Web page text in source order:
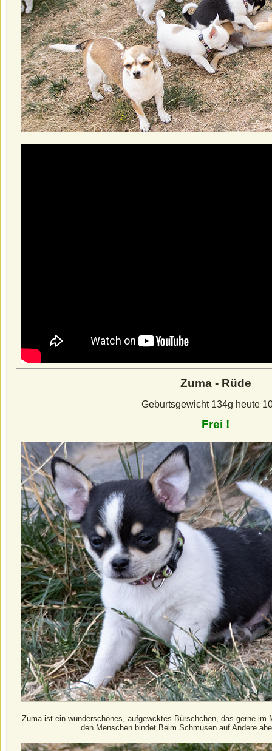
Zuma - Rüde
Geburtsgewicht 134g heute
Frei !
Zuma ist ein wunderschönes, aufgewcktes Bürschchen, das gerne im
den Menschen bindet Beim Schmusen auf Andere